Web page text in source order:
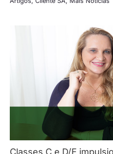
Classes C e D/E